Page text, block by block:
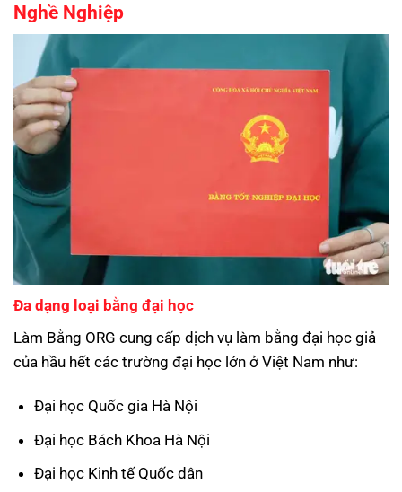
Nghề Nghiệp
Đa dạng loại bằng đại học
Làm Bằng ORG cung cấp dịch vụ làm bằng đại học giả
của hầu hết các trường đại học lớn ở Việt Nam như:
Đại học Quốc gia Hà Nội
Đại học Bách Khoa Hà Nội
Đại học Kinh tế Quốc dân